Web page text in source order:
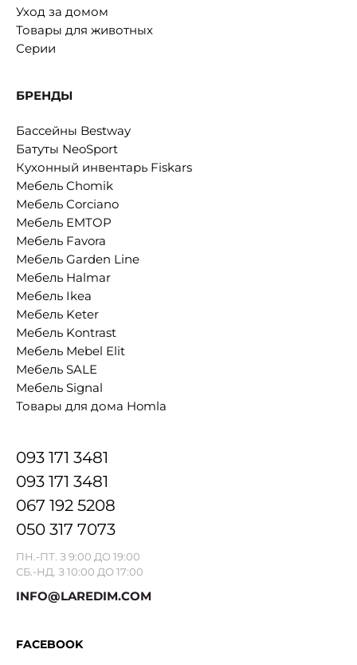
Уход за домом
Товары для животных
Серии
БРЕНДЫ
Бассейны Bestway
Батуты NeoSport
Кухонный инвентарь Fiskars
Мебель Chomik
Мебель Corciano
Мебель EMTOP
Мебель Favora
Мебель Garden Line
Мебель Halmar
Мебель Ikea
Мебель Keter
Мебель Kontrast
Мебель Mebel Elit
Мебель SALE
Мебель Signal
Товары для дома Homla
093 171 3481
093 171 3481
067 192 5208
050 317 7073
ПН.-ПТ. З 9:00 ДО 19:00
СБ.-НД. З 10:00 ДО 17:00
INFO@LAREDIM.COM
FACEBOOK